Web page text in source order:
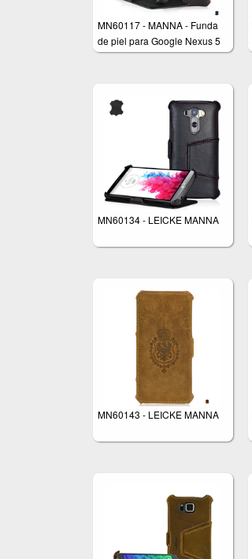
MN60117 - MANNA - Funda
de piel para Google Nexus 5
MN60134 - LEICKE MANNA
MN60143 - LEICKE MANNA